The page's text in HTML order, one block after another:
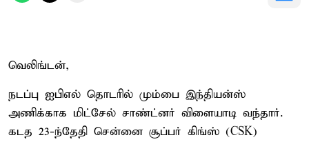
வெலிங்டன்,
நடப்பு ஐபிஎல் தொடரில் மும்பை இந்தியன்ஸ்
அணிக்காக மிட்சேல் சாண்ட்னர் விளையாடி வந்தார்.
கடத 23-ந்தேதி சென்னை சூப்பர் கிங்ஸ் (CSK)